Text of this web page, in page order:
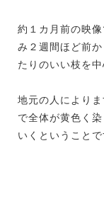
約１カ月前の映
み２週間ほど前
たりのいい枝を
地元の人により
で全体が黄色く
いくということで